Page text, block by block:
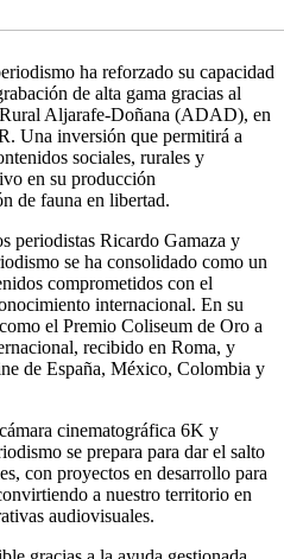
ha reforzado su capacidad
de alta gama gracias al
Aljarafe-Doñana (ADAD), en
Una inversión que permitirá a
sociales, rurales y
en su producción
de fauna en libertad.
periodistas Ricardo Gamaza y
se ha consolidado como un
comprometidos con el
internacional. En su
el Premio Coliseum de Oro a
recibido en Roma, y
de España, México, Colombia y
cinematográfica 6K y
se prepara para dar el salto
con proyectos en desarrollo para
a nuestro territorio en
audiovisuales.